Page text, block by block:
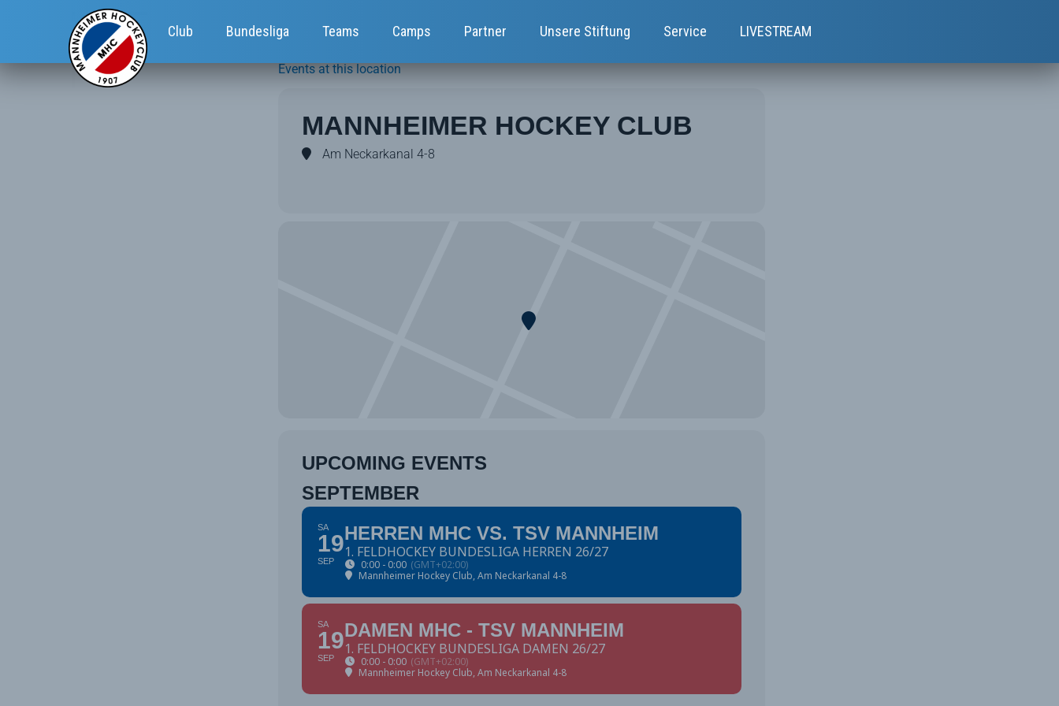
Club Bundesliga Teams Camps Partner Unsere Stiftung Service LIVESTREAM
Events at this location
MANNHEIMER HOCKEY CLUB
Am Neckarkanal 4-8
UPCOMING EVENTS
SEPTEMBER
SA
19
SEP
HERREN MHC VS. TSV MANNHEIM
1. FELDHOCKEY BUNDESLIGA HERREN 26/27
0:00 - 0:00 (GMT+02:00)
Mannheimer Hockey Club, Am Neckarkanal 4-8
SA
19
SEP
DAMEN MHC - TSV MANNHEIM
1. FELDHOCKEY BUNDESLIGA DAMEN 26/27
0:00 - 0:00 (GMT+02:00)
Mannheimer Hockey Club, Am Neckarkanal 4-8